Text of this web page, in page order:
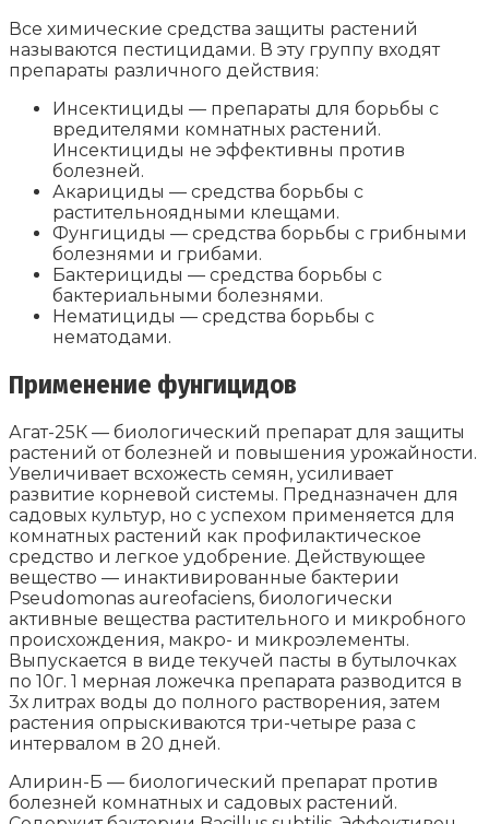
Все химические средства защиты растений
называются пестицидами. В эту группу входят
препараты различного действия:
Инсектициды — препараты для борьбы с
вредителями комнатных растений.
Инсектициды не эффективны против
болезней.
Акарициды — средства борьбы с
растительноядными клещами.
Фунгициды — средства борьбы с грибными
болезнями и грибами.
Бактерициды — средства борьбы с
бактериальными болезнями.
Нематициды — средства борьбы с
нематодами.
Применение фунгицидов
Агат-25К — биологический препарат для защиты
растений от болезней и повышения урожайности.
Увеличивает всхожесть семян, усиливает
развитие корневой системы. Предназначен для
садовых культур, но с успехом применяется для
комнатных растений как профилактическое
средство и легкое удобрение. Действующее
вещество — инактивированные бактерии
Pseudomonas aureofaciens, биологически
активные вещества растительного и микробного
происхождения, макро- и микроэлементы.
Выпускается в виде текучей пасты в бутылочках
по 10г. 1 мерная ложечка препарата разводится в
3х литрах воды до полного растворения, затем
растения опрыскиваются три-четыре раза с
интервалом в 20 дней.
Алирин-Б — биологический препарат против
болезней комнатных и садовых растений.